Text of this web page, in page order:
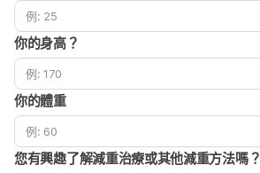
你的身高？
你的體重
您有興趣了解減重治療或其他減重方法嗎？